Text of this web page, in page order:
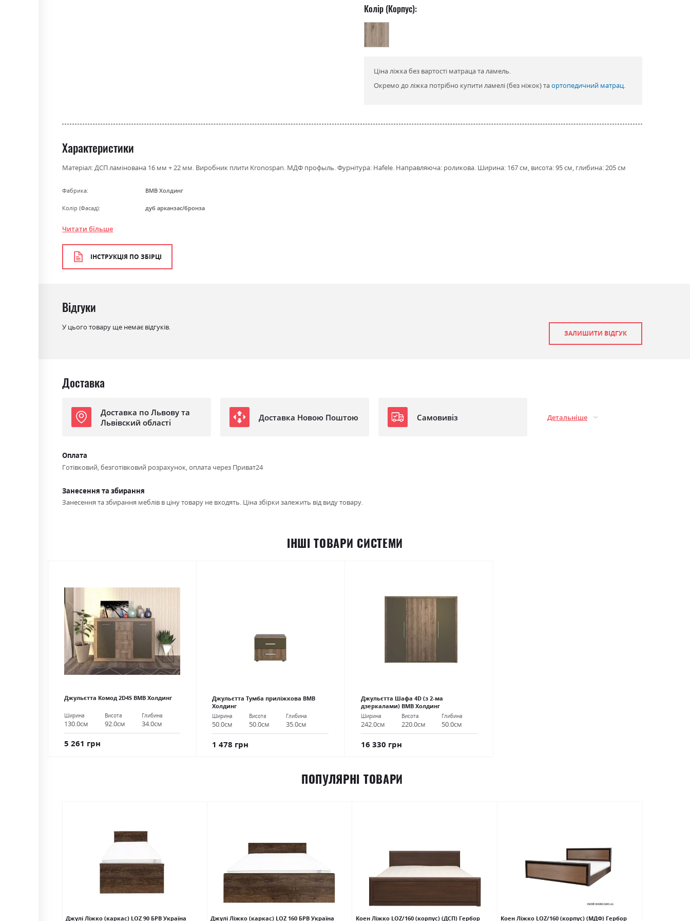
Колір (Корпус):
Ціна ліжка без вартості матраца та ламель.
Окремо до ліжка потрібно купити ламелі (без ніжок) таортопедичний матрац.
Характеристики
Матеріал: ДСП ламінована 16 мм + 22 мм. Виробник плити Kronospan. МДФ профыль. Фурнітура: Hafele. Направляюча: роликова. Ширина: 167 см, висота: 95 см, глибина: 205 см
Фабрика: ВМВ Холдинг
Колір (Фасад): дуб арканзас/бронза
Колір (Корпус):
Стиль мінімалізм, модерн
Спальне місце
З матрацом ні
Читати більше
ІНСТРУКЦІЯ ПО ЗБІРЦІ
Відгуки
У цього товару ще немає відгуків.
ЗАЛИШИТИ ВІДГУК
Доставка
Доставка по Львову та
Львівский області
Доставка Новою Поштою Самовивіз Детальніше
Оплата
Готівковий, безготівковий розрахунок, оплата через Приват24
Занесення та збирання
Занесення та збирання меблів в ціну товару не входять. Ціна збірки залежить від виду товару.
ІНШІ ТОВАРИ СИСТЕМИ
Джульєтта Комод 2D4S ВМВ Холдинг
Ширина
130.0см
Висота
92.0см
Глибина
34.0см
5 261 грн
Джульєтта Тумба приліжкова ВМВ
Холдинг
Ширина
50.0см
Висота
50.0см
Глибина
35.0см
1 478 грн
Джульєтта Шафа 4D (з 2-ма
дзеркалами) ВМВ Холдинг
Ширина
242.0см
Висота
220.0см
Глибина
50.0см
16 330 грн
ПОПУЛЯРНІ ТОВАРИ
Джулі Ліжко (каркас) LOZ 90 БРВ Україна Джулі Ліжко (каркас) LOZ 160 БРВ Україна Коен Ліжко LOZ/160 (корпус) (ДСП) Гербор Коен Ліжко LOZ/160 (корпус) (МДФ) Гербор